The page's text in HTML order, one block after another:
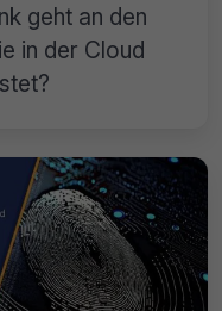
geht an den
in der Cloud